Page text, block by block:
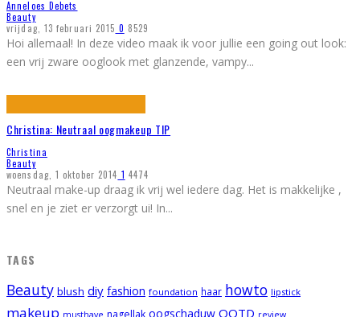
Anneloes Debets
Beauty
vrijdag, 13 februari 2015 0 8529
Hoi allemaal! In deze video maak ik voor jullie een going out look:
een vrij zware ooglook met glanzende, vampy...
Christina: Neutraal oogmakeup TIP
Christina
Beauty
woensdag, 1 oktober 2014 1 4474
Neutraal make-up draag ik vrij wel iedere dag. Het is makkelijke ,
snel en je ziet er verzorgt ui! In...
TAGS
Beauty blush diy fashion foundation haar howto lipstick
makeup musthave nagellak oogschaduw OOTD review